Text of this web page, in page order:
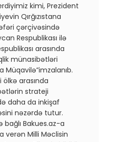
kimi, Prezident
Qırğızıstana
çərçivəsində
Respublikası ilə
arasında
münasibətləri
Müqavilə”imzalanıb.
ölkə arasında
strateji
daha da inkişaf
nəzərdə tutur.
bağlı Bakues.az-a
verən Milli Məclisin